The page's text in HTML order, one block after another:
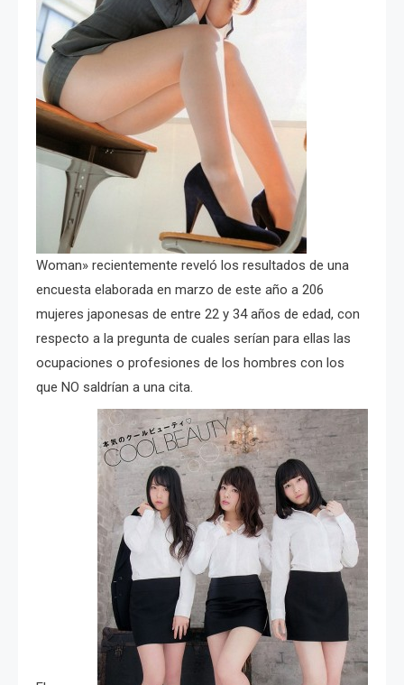
Woman» recientemente reveló los resultados de una
encuesta elaborada en marzo de este año a 206
mujeres japonesas de entre 22 y 34 años de edad, con
respecto a la pregunta de cuales serían para ellas las
ocupaciones o profesiones de los hombres con los
que NO saldrían a una cita.